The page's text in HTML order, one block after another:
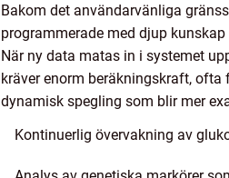
Bakom det användarvänliga
programmerade med djup
När ny data matas in i systemet
kräver enorm beräkningskraft,
dynamisk spegling som blir mer
Kontinuerlig övervakning av